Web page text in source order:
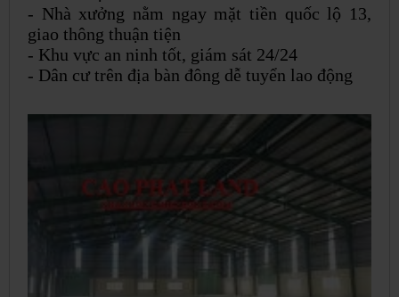
- Nhà xưởng nằm ngay mặt tiền quốc lộ 13,
giao thông thuận tiện
- Khu vực an ninh tốt, giám sát 24/24
- Dân cư trên địa bàn đông dễ tuyển lao động